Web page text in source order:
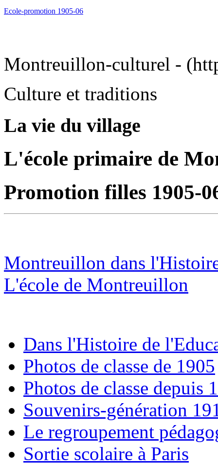
Ecole-promotion 1905-06
Montreuillon-culturel -
Culture et traditions
La vie du village
L'école primaire de
Promotion filles 1905-
Montreuillon dans
L'école de Montreuillon
Dans l'Histoire de
Photos de classe de 1905
Photos de classe depuis
Souvenirs-génération
Le regroupement
Sortie scolaire à Paris